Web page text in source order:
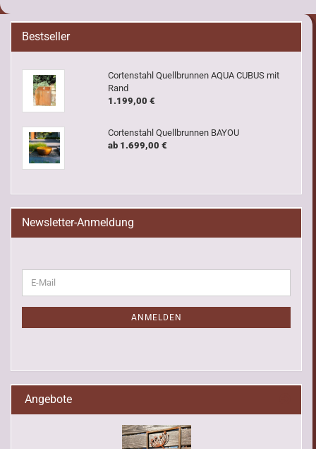
Bestseller
Cortenstahl Quellbrunnen AQUA CUBUS mit
Rand
1.199,00 €
Cortenstahl Quellbrunnen BAYOU
ab 1.699,00 €
Newsletter-Anmeldung
ZUR
NEWSLETTER-
E-
Mail
ANMELDEN
Angebote